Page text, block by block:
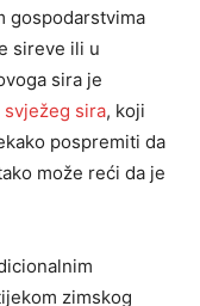
gospodarstvima
sireve ili u
sira je
svježeg sira, koji
pospremiti da
može reći da je
zimskog